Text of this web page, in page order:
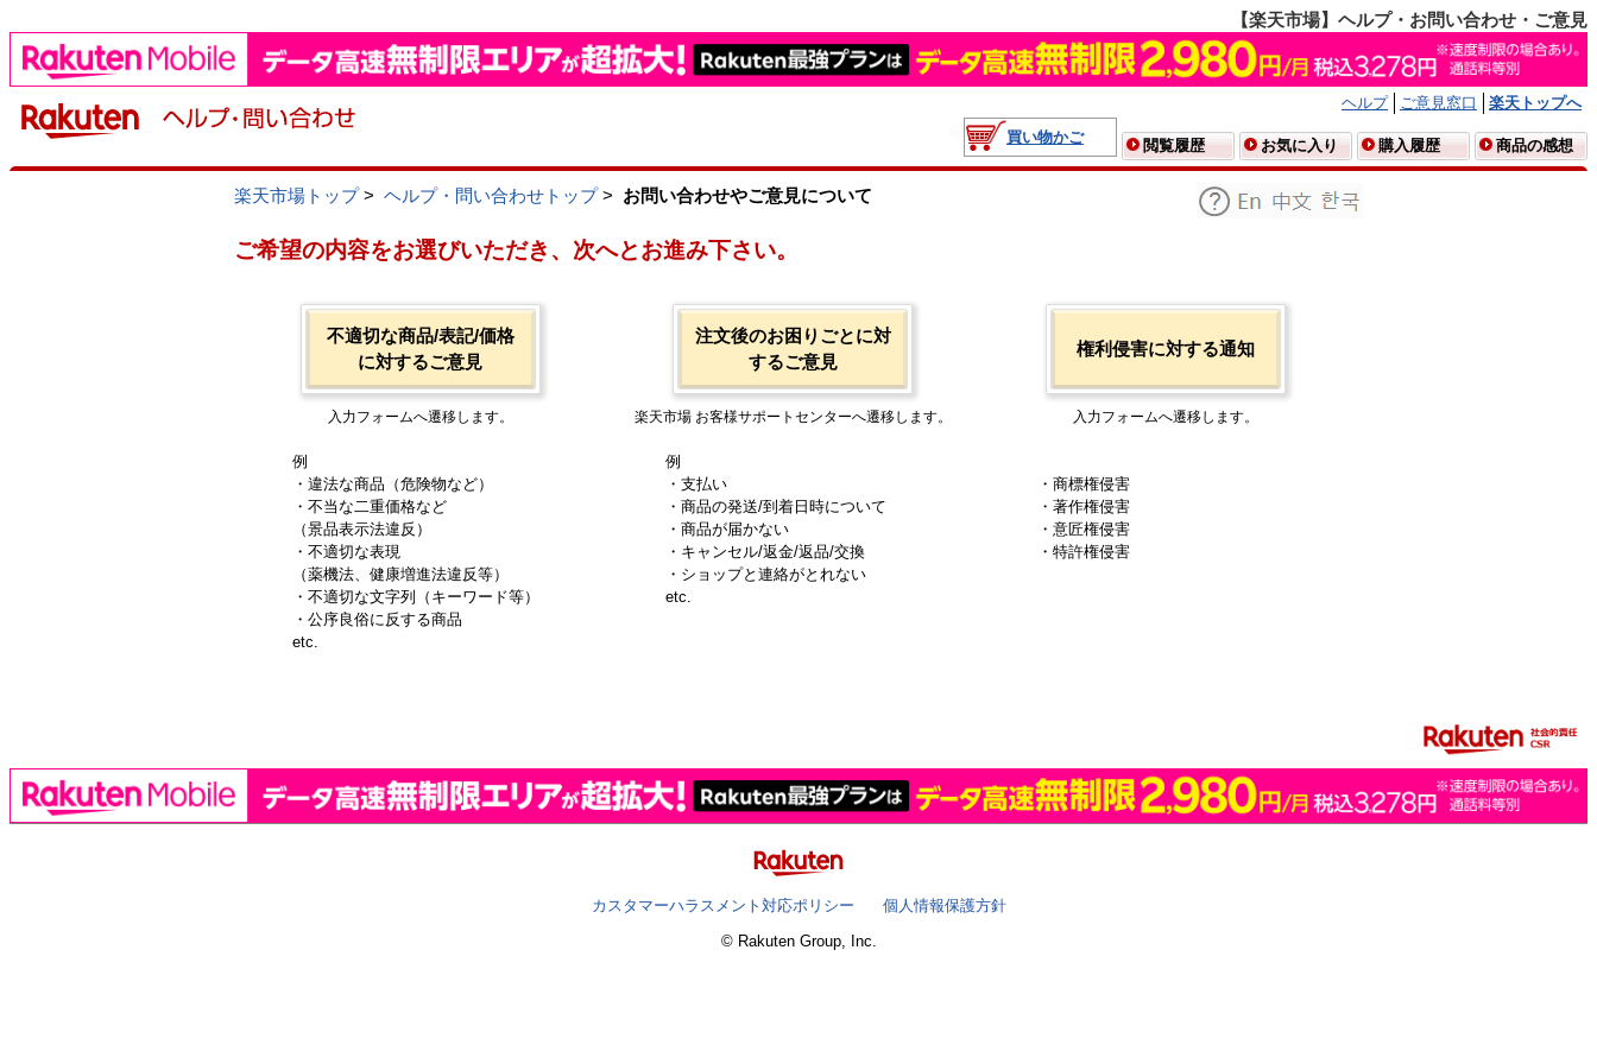
【楽天市場】ヘルプ・お問い合わせ・ご意見
ヘルプ ご意見窓口
楽天トップへ
買い物かご
閲覧履歴 お気に入り 購入履歴 商品の感想
楽天市場トップ> ヘルプ・問い合わせトップ> お問い合わせやご意見について
ご希望の内容をお選びいただき、次へとお進み下さい。
不適切な商品/表記/価格
に対するご意見
入力フォームへ遷移します。
例
・違法な商品（危険物など）
・不当な二重価格など
（景品表示法違反）
・不適切な表現
（薬機法、健康増進法違反等）
・不適切な文字列（キーワード等）
・公序良俗に反する商品
etc.
注文後のお困りごとに対
するご意見
楽天市場 お客様サポートセンターへ遷移します。
例
・支払い
・商品の発送/到着日時について
・商品が届かない
・キャンセル/返金/返品/交換
・ショップと連絡がとれない
etc.
権利侵害に対する通知
入力フォームへ遷移します。
・商標権侵害
・著作権侵害
・意匠権侵害
・特許権侵害
カスタマーハラスメント対応ポリシー
個人情報保護方針
© Rakuten Group, Inc.